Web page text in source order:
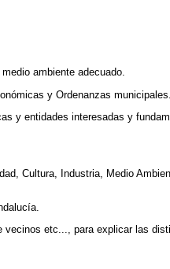
ambiente adecuado.
y Ordenanzas municipales.
y entidades interesadas y
Cultura, Industria, Medio
vecinos etc..., para explicar las